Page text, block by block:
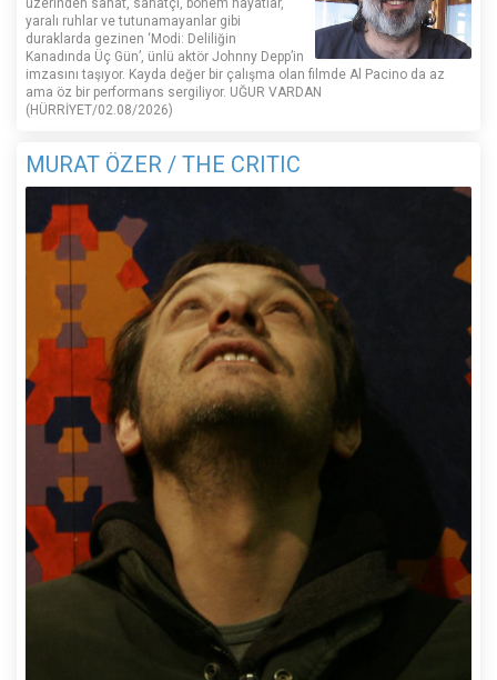
üzerinden sanat, sanatçı, bohem hayatlar,
yaralı ruhlar ve tutunamayanlar gibi
duraklarda gezinen ‘Modi: Deliliğin
Kanadında Üç Gün’, ünlü aktör Johnny Depp’in
imzasını taşıyor. Kayda değer bir çalışma olan filmde Al Pacino da az
ama öz bir performans sergiliyor. UĞUR VARDAN
(HÜRRİYET/02.08/2026)
MURAT ÖZER / THE CRITIC